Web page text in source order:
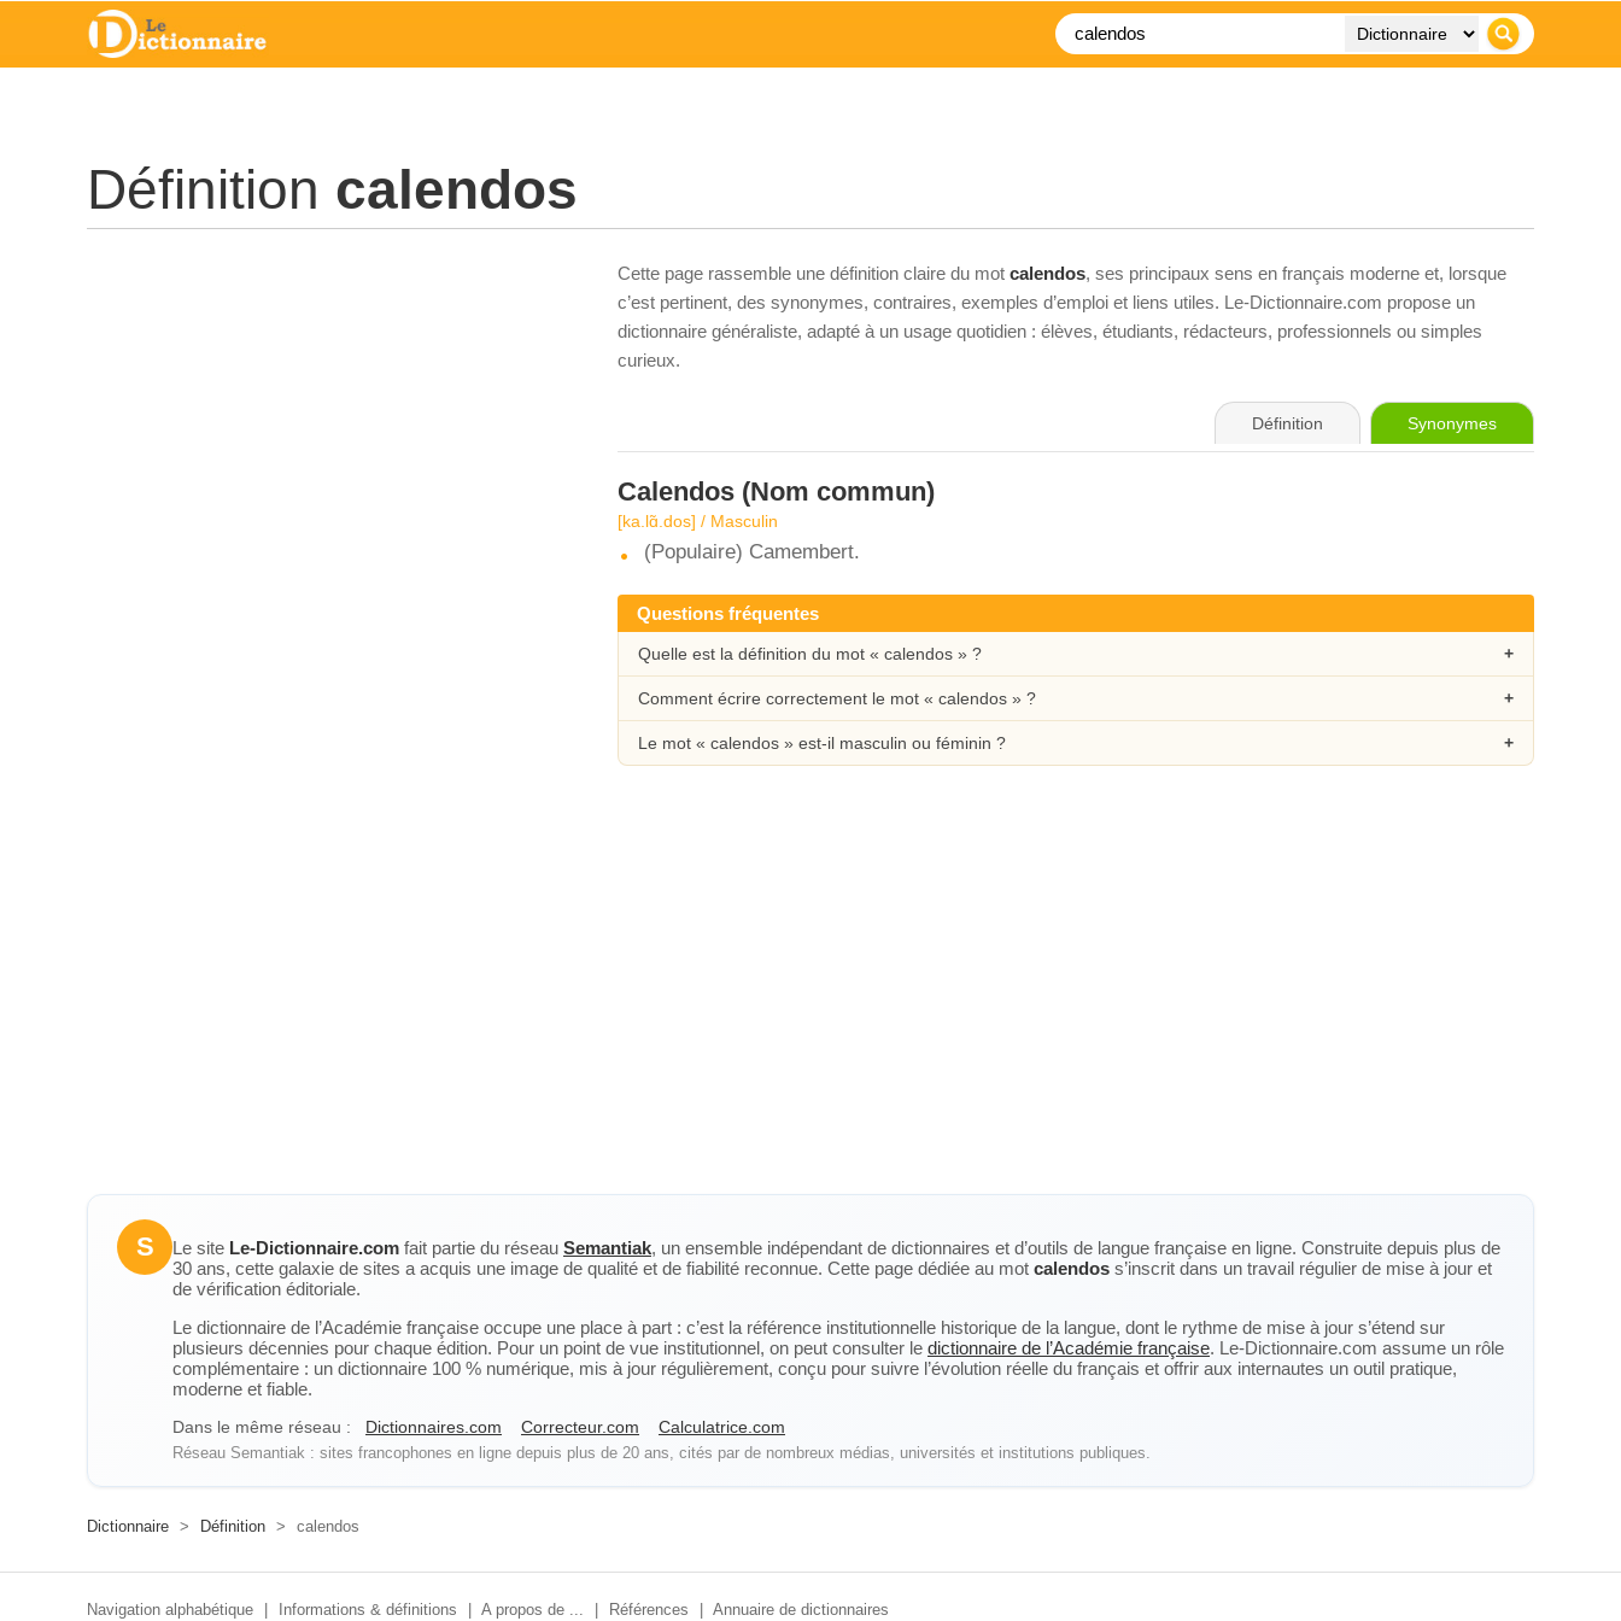
Définition calendos
Cette page rassemble une définition claire du mot calendos, ses principaux sens en français moderne et, lorsque
c’est pertinent, des synonymes, contraires, exemples d’emploi et liens utiles. Le-Dictionnaire.com propose un
dictionnaire généraliste, adapté à un usage quotidien : élèves, étudiants, rédacteurs, professionnels ou simples
curieux.
Définition Synonymes
Calendos (Nom commun)
[ka.lɑ̃.dos] / Masculin
(Populaire) Camembert.
Questions fréquentes
Quelle est la définition du mot « calendos » ?
Comment écrire correctement le mot « calendos » ?
Le mot « calendos » est-il masculin ou féminin ?
S Le site Le-Dictionnaire.com fait partie du réseau Semantiak, un ensemble indépendant de dictionnaires et d’outils de langue française en ligne. Construite depuis plus de
30 ans, cette galaxie de sites a acquis une image de qualité et de fiabilité reconnue. Cette page dédiée au mot calendos s’inscrit dans un travail régulier de mise à jour et
de vérification éditoriale.
Le dictionnaire de l’Académie française occupe une place à part : c’est la référence institutionnelle historique de la langue, dont le rythme de mise à jour s’étend sur
plusieurs décennies pour chaque édition. Pour un point de vue institutionnel, on peut consulter le dictionnaire de l’Académie française. Le-Dictionnaire.com assume un rôle
complémentaire : un dictionnaire 100 % numérique, mis à jour régulièrement, conçu pour suivre l’évolution réelle du français et offrir aux internautes un outil pratique,
moderne et fiable.
Dans le même réseau : Dictionnaires.com Correcteur.com Calculatrice.com
Réseau Semantiak : sites francophones en ligne depuis plus de 20 ans, cités par de nombreux médias, universités et institutions publiques.
Dictionnaire > Définition > calendos
Navigation alphabétique Informations & définitions A propos de ... Références Annuaire de dictionnaires